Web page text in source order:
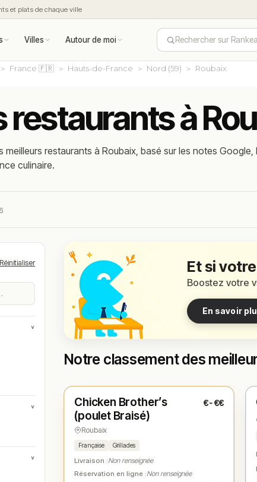
et plats de chaque ville
Villes Autour de moi Rechercher sur
France 🇫🇷 Hauts-de-France Nord (59) Roubaix
restaurants à
restaurants à Roubaix, basé sur les notes
culinaire.
Réinitialiser
˅
˅
˅
Et si
Boostez votre
En savoir
Notre classement des
★ N° 1
Chicken Brother’s
(poulet Braisé)
€-€€
Roubaix
Française Grillades
Livraison :Non renseignée
Réservation en ligne :Non renseignée